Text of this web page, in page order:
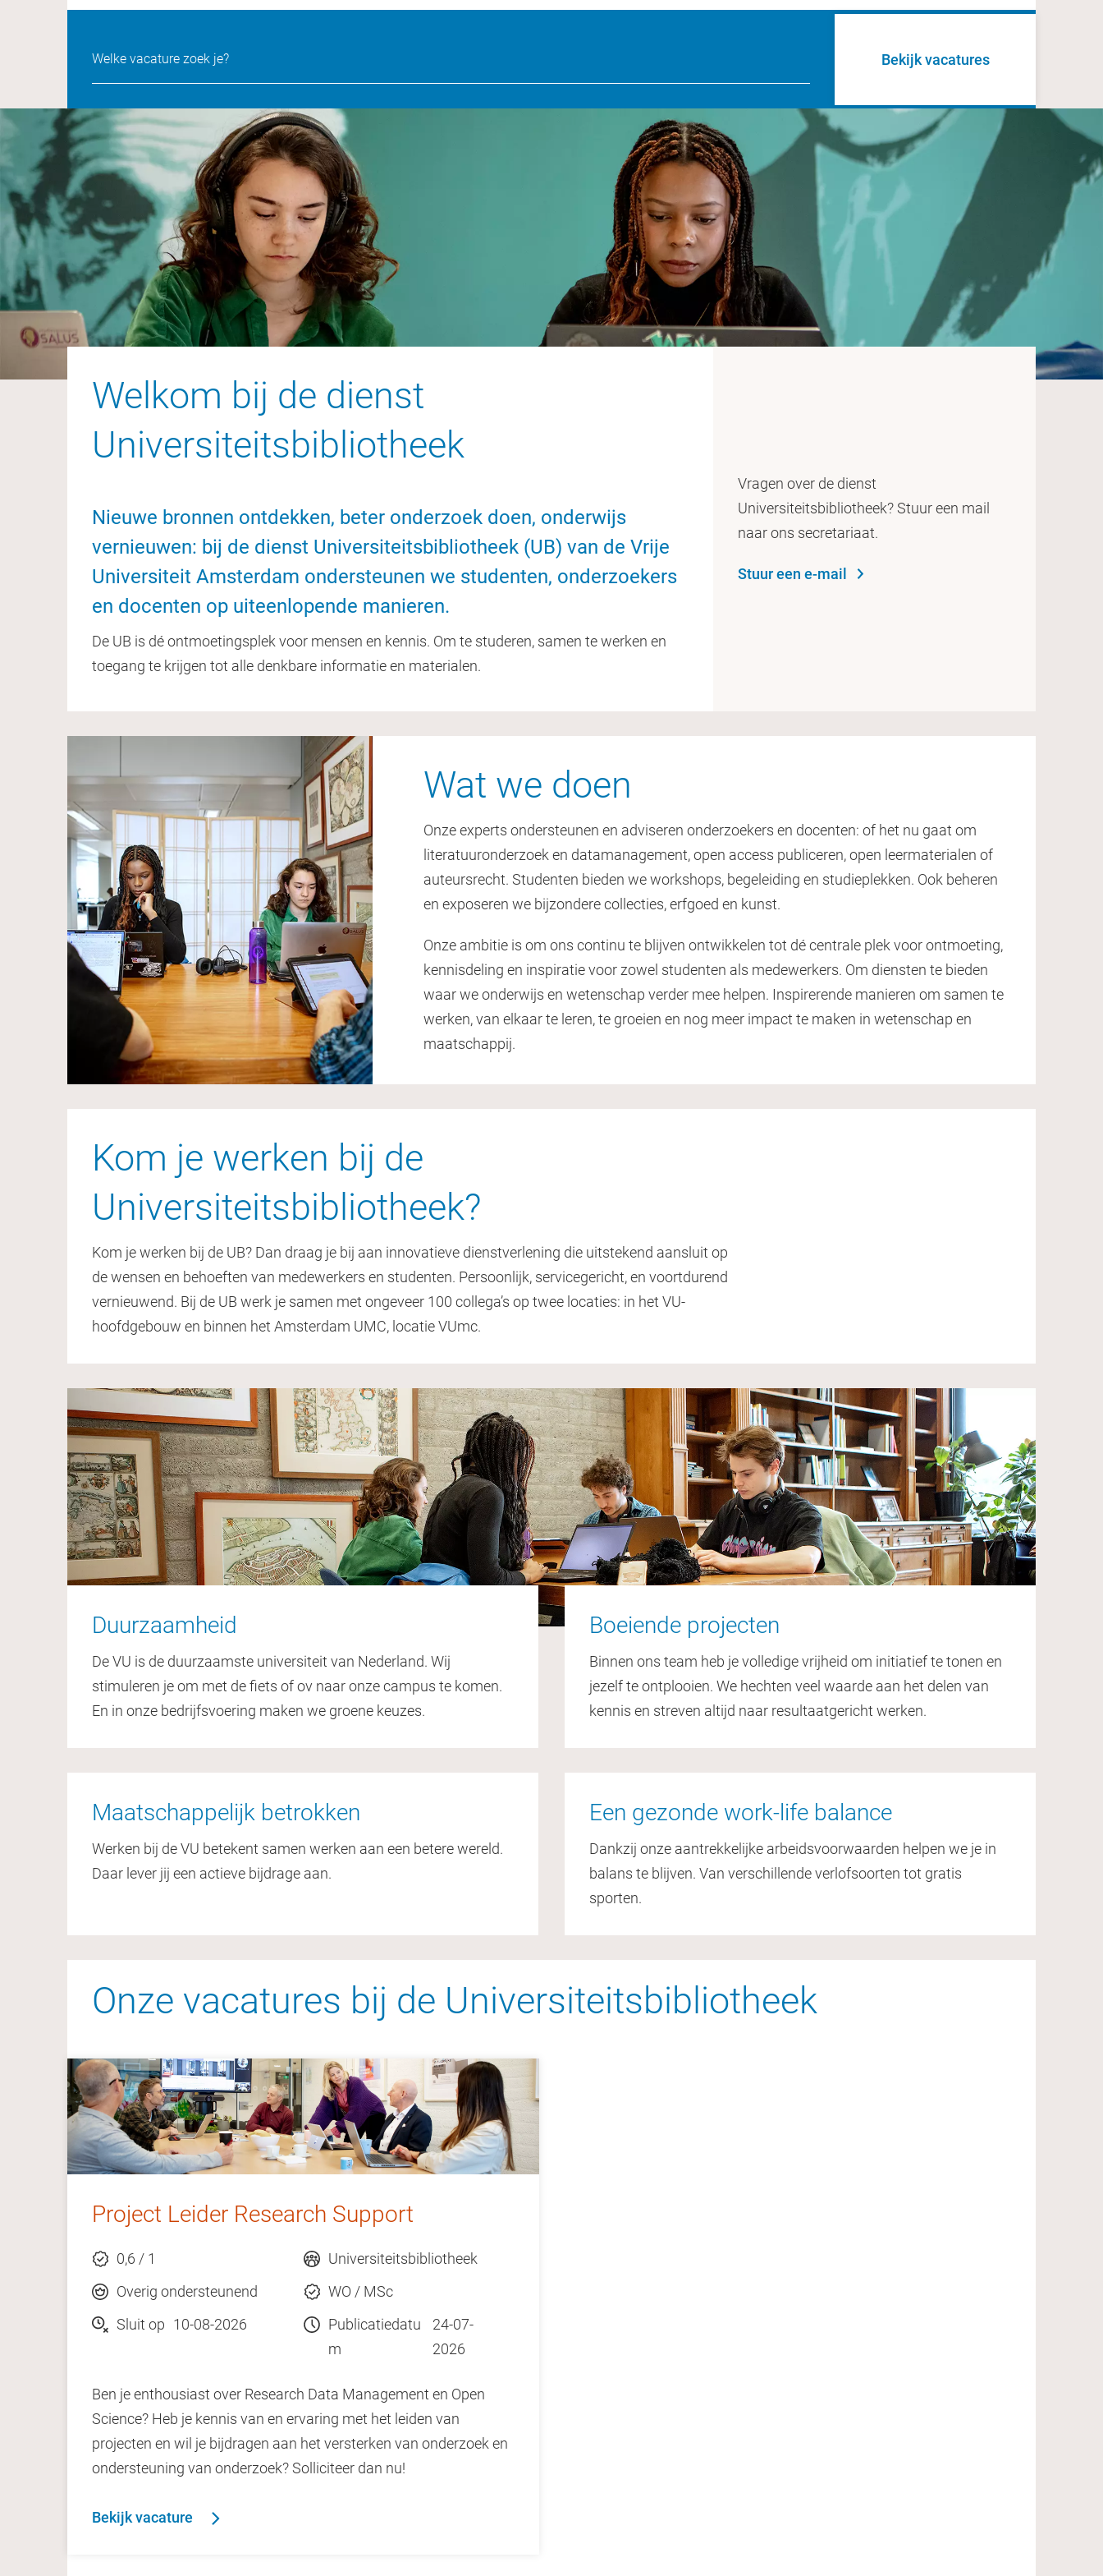
Bekijk vacatures
Welkom bij de dienst
Universiteitsbibliotheek
Nieuwe bronnen ontdekken, beter onderzoek doen, onderwijs
vernieuwen: bij de dienst Universiteitsbibliotheek (UB) van de Vrije
Universiteit Amsterdam ondersteunen we studenten, onderzoekers
en docenten op uiteenlopende manieren.
De UB is dé ontmoetingsplek voor mensen en kennis. Om te studeren, samen te werken en
toegang te krijgen tot alle denkbare informatie en materialen.
Vragen over de dienst
Universiteitsbibliotheek? Stuur een mail
naar ons secretariaat.
Stuur een e-mail
Wat we doen
Onze experts ondersteunen en adviseren onderzoekers en docenten: of het nu gaat om
literatuuronderzoek en datamanagement, open access publiceren, open leermaterialen of
auteursrecht. Studenten bieden we workshops, begeleiding en studieplekken. Ook beheren
en exposeren we bijzondere collecties, erfgoed en kunst.
Onze ambitie is om ons continu te blijven ontwikkelen tot dé centrale plek voor ontmoeting,
kennisdeling en inspiratie voor zowel studenten als medewerkers. Om diensten te bieden
waar we onderwijs en wetenschap verder mee helpen. Inspirerende manieren om samen te
werken, van elkaar te leren, te groeien en nog meer impact te maken in wetenschap en
maatschappij.
Kom je werken bij de
Universiteitsbibliotheek?
Kom je werken bij de UB? Dan draag je bij aan innovatieve dienstverlening die uitstekend aansluit op
de wensen en behoeften van medewerkers en studenten. Persoonlijk, servicegericht, en voortdurend
vernieuwend. Bij de UB werk je samen met ongeveer 100 collega’s op twee locaties: in het VU-
hoofdgebouw en binnen het Amsterdam UMC, locatie VUmc.
Duurzaamheid
De VU is de duurzaamste universiteit van Nederland. Wij
stimuleren je om met de fiets of ov naar onze campus te komen.
En in onze bedrijfsvoering maken we groene keuzes.
Boeiende projecten
Binnen ons team heb je volledige vrijheid om initiatief te tonen en
jezelf te ontplooien. We hechten veel waarde aan het delen van
kennis en streven altijd naar resultaatgericht werken.
Maatschappelijk betrokken
Werken bij de VU betekent samen werken aan een betere wereld.
Daar lever jij een actieve bijdrage aan.
Een gezonde work-life balance
Dankzij onze aantrekkelijke arbeidsvoorwaarden helpen we je in
balans te blijven. Van verschillende verlofsoorten tot gratis
sporten.
Onze vacatures bij de Universiteitsbibliotheek
Project Leider Research Support
0,6 / 1
Universiteitsbibliotheek
Overig ondersteunend
WO / MSc
Sluit op 10-08-2026
Publicatiedatu
m
24-07-
2026
Ben je enthousiast over Research Data Management en Open
Science? Heb je kennis van en ervaring met het leiden van
projecten en wil je bijdragen aan het versterken van onderzoek en
ondersteuning van onderzoek? Solliciteer dan nu!
Bekijk vacature